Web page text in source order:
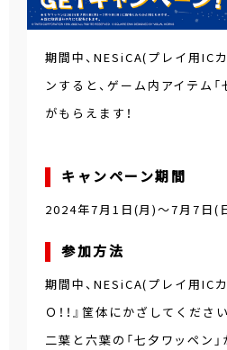
期間中、NESiCA(プレイ用IC
ンすると、ゲーム内アイテム
がもらえます！
キャンペーン期間
2024年7月1日(月)～7月7日(
参加方法
期間中、NESiCA(プレイ用IC
Ｏ！！』筐体にかざしてください
二葉と六葉の「七夕ワッペン